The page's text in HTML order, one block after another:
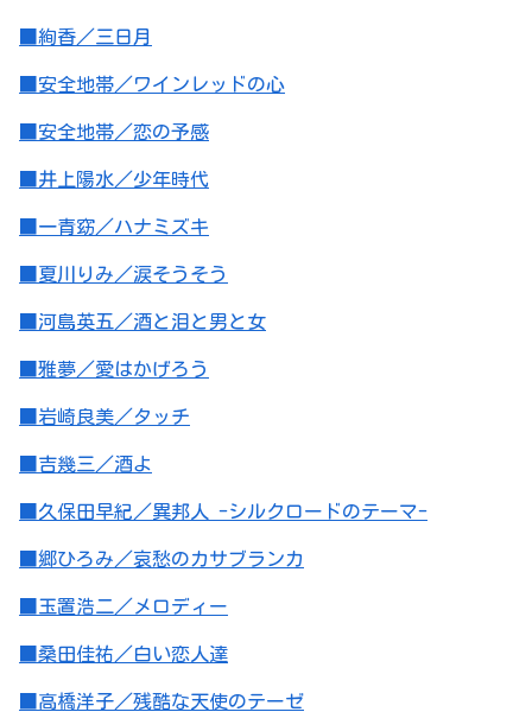
■絢香／三日月
■安全地帯／ワインレッドの心
■安全地帯／恋の予感
■井上陽水／少年時代
■一青窈／ハナミズキ
■夏川りみ／涙そうそう
■河島英五／酒と泪と男と女
■雅夢／愛はかげろう
■岩崎良美／タッチ
■吉幾三／酒よ
■久保田早紀／異邦人 -シルクロードのテーマ-
■郷ひろみ／哀愁のカサブランカ
■玉置浩二／メロディー
■桑田佳祐／白い恋人達
■高橋洋子／残酷な天使のテーゼ